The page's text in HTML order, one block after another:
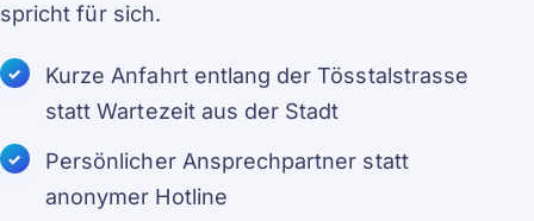
spricht für sich.
Kurze Anfahrt entlang der Tösstalstrasse
statt Wartezeit aus der Stadt
Persönlicher Ansprechpartner statt
anonymer Hotline